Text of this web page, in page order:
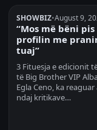
SHOWBIZ•August 9,
“Mos më bëni pis
profilin me
tuaj”
3 Fituesja e edicionit
të Big Brother VIP
Egla Ceno, ka
ndaj kritikave…